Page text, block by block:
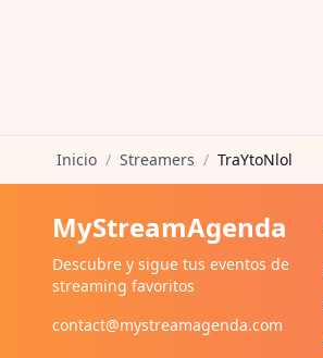
Inicio / Streamers / TraYtoNlol
MyStreamAgenda
Descubre y sigue tus eventos de
streaming favoritos
contact@mystreamagenda.com